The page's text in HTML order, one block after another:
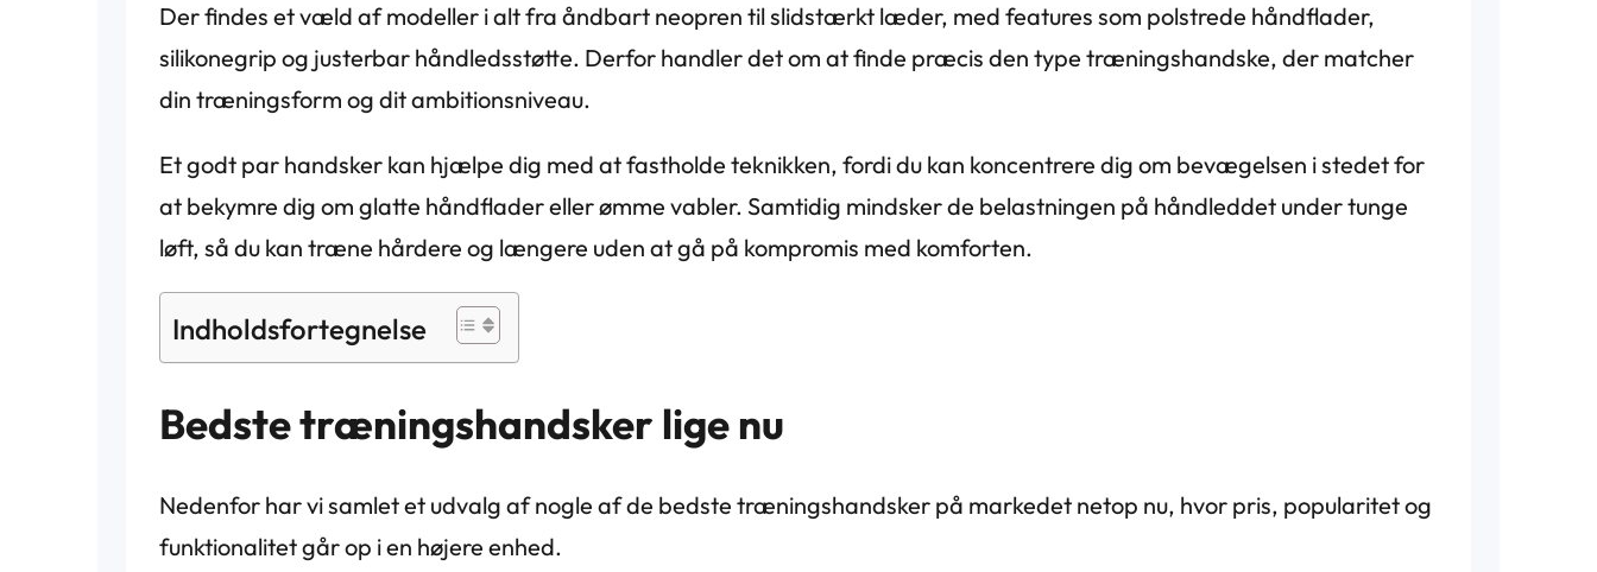
Der findes et væld af modeller i alt fra åndbart neopren til slidstærkt læder, med features som polstrede håndflader,
silikonegrip og justerbar håndledsstøtte. Derfor handler det om at finde præcis den type træningshandske, der matcher
din træningsform og dit ambitionsniveau.
Et godt par handsker kan hjælpe dig med at fastholde teknikken, fordi du kan koncentrere dig om bevægelsen i stedet for
at bekymre dig om glatte håndflader eller ømme vabler. Samtidig mindsker de belastningen på håndleddet under tunge
løft, så du kan træne hårdere og længere uden at gå på kompromis med komforten.
Indholdsfortegnelse
Bedste træningshandsker lige nu
Nedenfor har vi samlet et udvalg af nogle af de bedste træningshandsker på markedet netop nu, hvor pris, popularitet og
funktionalitet går op i en højere enhed.